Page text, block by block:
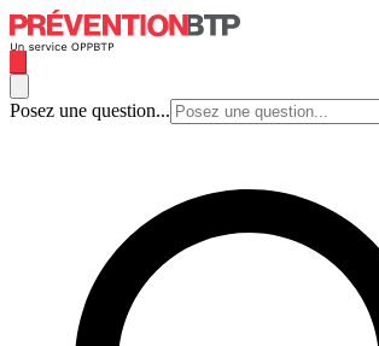
Posez une question...